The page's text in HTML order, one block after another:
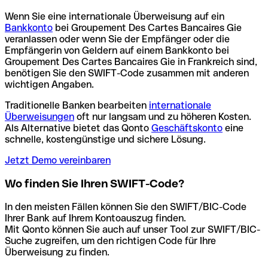
Wenn Sie eine internationale Überweisung auf ein
Bankkonto bei Groupement Des Cartes Bancaires Gie
veranlassen oder wenn Sie der Empfänger oder die
Empfängerin von Geldern auf einem Bankkonto bei
Groupement Des Cartes Bancaires Gie in Frankreich sind,
benötigen Sie den SWIFT-Code zusammen mit anderen
wichtigen Angaben.
Traditionelle Banken bearbeiten internationale
Überweisungen oft nur langsam und zu höheren Kosten.
Als Alternative bietet das Qonto Geschäftskonto eine
schnelle, kostengünstige und sichere Lösung.
Jetzt Demo vereinbaren
Wo finden Sie Ihren SWIFT-Code?
In den meisten Fällen können Sie den SWIFT/BIC-Code
Ihrer Bank auf Ihrem Kontoauszug finden.
Mit Qonto können Sie auch auf unser Tool zur SWIFT/BIC-
Suche zugreifen, um den richtigen Code für Ihre
Überweisung zu finden.